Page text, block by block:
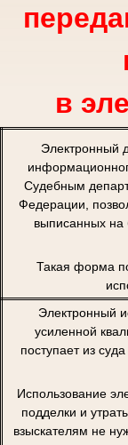
в
Электронный
Судебным
Федерации,
выписанных на
Такая форма
Электронный
усиленной
поступает из
Использование
подделки и
взыскателям не